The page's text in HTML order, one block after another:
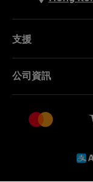
支援
銷售條款
公司資訊
就業機會